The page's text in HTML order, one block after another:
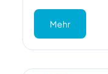
Mehr